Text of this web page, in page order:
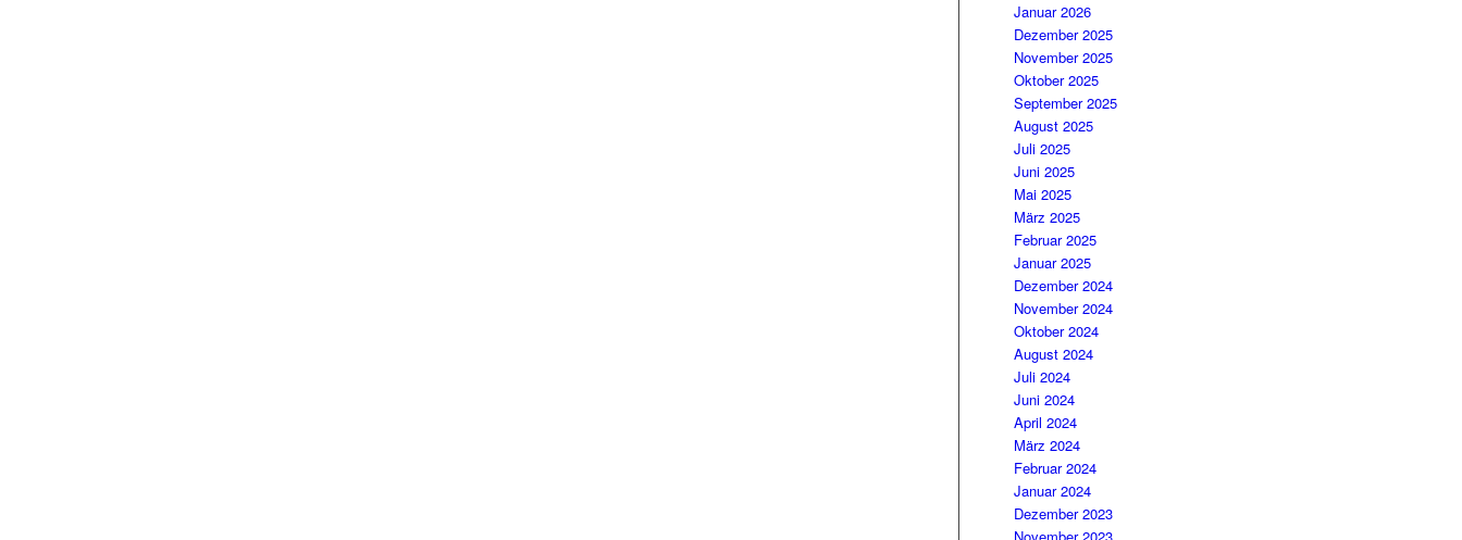
Januar 2026
Dezember 2025
November 2025
Oktober 2025
September 2025
August 2025
Juli 2025
Juni 2025
Mai 2025
März 2025
Februar 2025
Januar 2025
Dezember 2024
November 2024
Oktober 2024
August 2024
Juli 2024
Juni 2024
April 2024
März 2024
Februar 2024
Januar 2024
Dezember 2023